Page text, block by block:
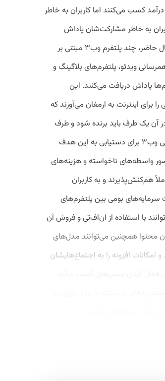
درآمد کسب می‌کنند اما کاربران به خاطر
چیزی دریافت نمی‌کنند. وب۳ به کاربران به خاطر مشارکت‌شان پاداش
می‌دهد و این وضعیت را عمیقاً متحول می‌سازد. در حال حاضر، چند پلتفرم وب۳ مبتنی بر
ویدئو، پلتفرم‌های بلاگینگ و
پاداش دریافت می‌کنند. این
برای اینترنت به ارمغان می‌آورند که
آن یک طرف باید برنده شود و طرف
دیگر باید ببازد کنار گذاشته می‌شود. شبکه‌های اجتماعی وب۳ برای دستیابی به این هدف
واسطه‌های ناخواسته و هزینه‌های
جلوگیری شود. شبکه‌های اجتماعی وب۳ کاملاً هم‌کنش‌پذیرند و به کاربران
سرمایه‌های بومی بین پلتفرم‌های
با استفاده از ان‌اف‌تی و فروش آن
محتوا همچنین می‌توانند مدل‌های
افزونه را به اجتماع‌هایشان